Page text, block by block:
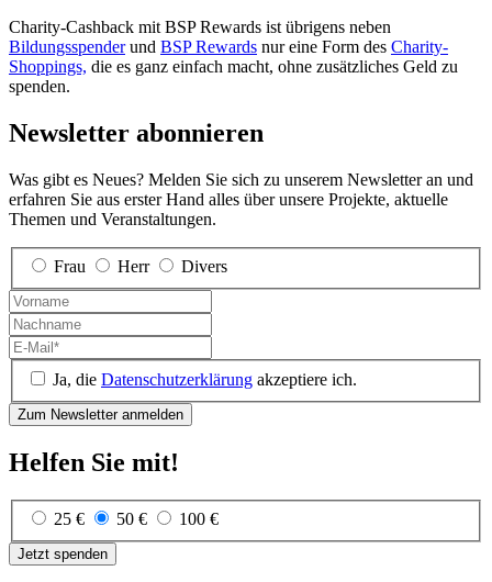
Charity-Cash­back mit BSP Rewards ist übr­igens neben
Bildungsspender und BSP Rewards nur eine Form des Charity-
Shoppings, die es ganz einfach macht, ohne zusätz­liches Geld zu
spenden.
Newsletter abonnieren
Was gibt es Neues? Melden Sie sich zu unserem Newsletter an und
erfahren Sie aus erster Hand alles über unsere Projekte, aktuelle
Themen und Veranstaltungen.
Frau Herr Divers
Ja, die Datenschutzerklärung akzeptiere ich.
Helfen Sie mit!
25 € 50 € 100 €
Jetzt spenden